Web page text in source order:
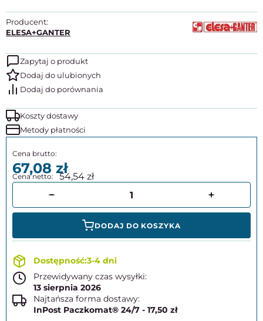
Producent:
ELESA+GANTER
Zapytaj o produkt
Koszty dostawy
Metody płatności
67,08 54,54
DODAJ DO KOSZYKA
3-4 dni
Przewidywany czas wysyłki:
13 sierpnia 2026
Najtańsza forma dostawy:
InPost Paczkomat® 24/7 - 17,50 zł